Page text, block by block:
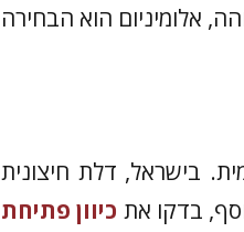
אלומיניום הוא הבחירה
בישראל, דלת חיצונית
בדקו את כיוון פתיחת